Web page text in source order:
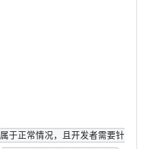
属于正常情况，且开发者需要针